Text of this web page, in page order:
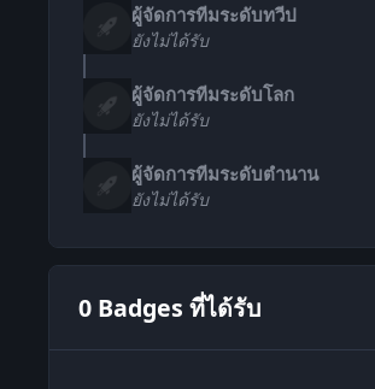
ผู้จัดการทีมระดับทวีป
ยังไม่ได้รับ
ผู้จัดการทีมระดับโลก
ยังไม่ได้รับ
ผู้จัดการทีมระดับตำนาน
ยังไม่ได้รับ
0 Badges ที่ได้รับ